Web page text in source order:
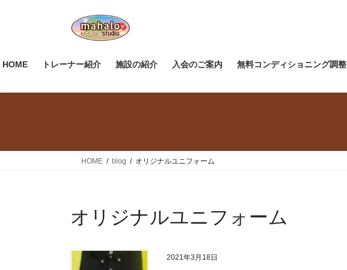
ツ
ス
シ
ン
HOME トレーナー紹介 施設の紹介 入会のご案内 無料コンディショニング調整
HOME blog オリジナルユニフォーム
オリジナルユニフォーム
2021年3月18日